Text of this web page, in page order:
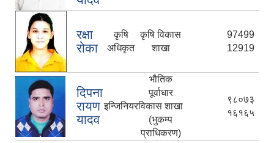
रक्षा
रोका
कृषि
अधिकृत
कृषि विकास
शाखा
97499
12919
दिपना
रायण
यादव
इन्जिनियर
भौतिक
पूर्वाधार
विकास शाखा
(भुकम्प
प्राधिकरण)
९८०७३
१६१६५